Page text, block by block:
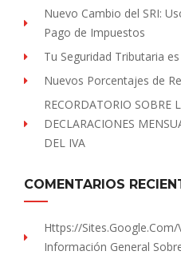
Nuevo Cambio del SRI:
Pago de Impuestos
Tu Seguridad Tributaria
Nuevos Porcentajes de
RECORDATORIO SOBRE
DECLARACIONES
DEL IVA
COMENTARIOS
Https://sites.Google.com/
Información General